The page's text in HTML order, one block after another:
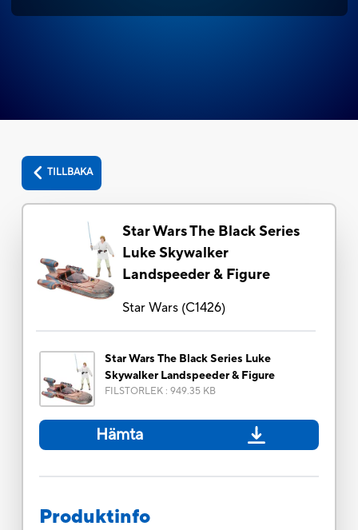
TILLBAKA
Star Wars The Black Series
Luke Skywalker
Landspeeder & Figure
Star Wars(C1426)
Star Wars The Black Series Luke
Skywalker Landspeeder & Figure
FILSTORLEK: 949.35 KB
Hämta
Produktinfo